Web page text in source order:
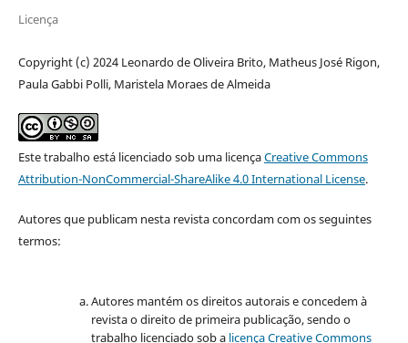
Licença
Copyright (c) 2024 Leonardo de Oliveira Brito, Matheus José Rigon,
Paula Gabbi Polli, Maristela Moraes de Almeida
Este trabalho está licenciado sob uma licençaCreative Commons
Attribution-NonCommercial-ShareAlike 4.0 International License.
Autores que publicam nesta revista concordam com os seguintes
termos:
Autores mantém os direitos autorais e concedem à
revista o direito de primeira publicação, sendo o
trabalho licenciado sob a licença Creative Commons